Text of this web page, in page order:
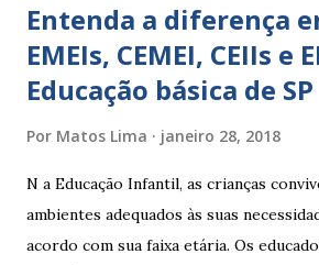
Entenda a diferença
EMEIs, CEMEI, CEIIs e
Educação básica de SP
Por Matos Lima janeiro 28, 2018
N a Educação Infantil, as crianças
ambientes adequados às suas
acordo com sua faixa etária. Os